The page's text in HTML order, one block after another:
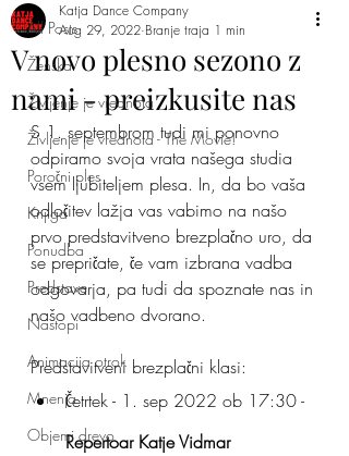
All Posts
Ženska
Življenje je vrednota
Življenje je vrednota - The Movie!
Poročni ples
Knjiga
Ponudba
Predstave
Nastopi
Animacija otrok
Mnenja
Objemi drevo
V novo plesno sezono z
nami - preizkusite nas
Katja Dance Company
Aug 29, 2022 Branje traja 1 min
S 1. septembrom tudi mi ponovno
odpiramo svoja vrata našega studia
vsem ljubiteljem plesa. In, da bo vaša
odločitev lažja vas vabimo na našo
prvo predstavitveno brezplačno uro, da
se prepričate, če vam izbrana vadba
odgovarja, pa tudi da spoznate nas in
našo vadbeno dvorano.
Predstavitveni brezplačni klasi:
Četrtek - 1. sep 2022 ob 17:30 -
Repertoar Katje Vidmar